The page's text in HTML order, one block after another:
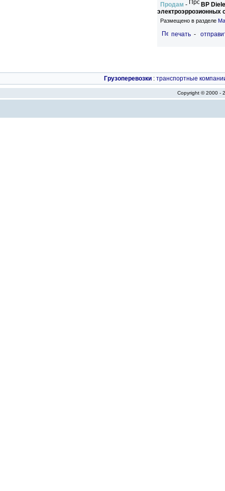
Продам -
BP
электроэррозионных
Размещено в разделе
печать -
Грузоперевозки : транспортные
Copyright © 2000 -